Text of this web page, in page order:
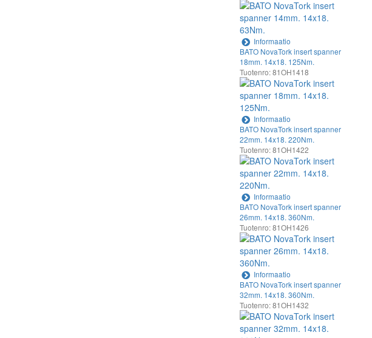
Informaatio
BATO NovaTork insert spanner
18mm. 14x18. 125Nm.
Tuotenro: 81OH1418
Informaatio
BATO NovaTork insert spanner
22mm. 14x18. 220Nm.
Tuotenro: 81OH1422
Informaatio
BATO NovaTork insert spanner
26mm. 14x18. 360Nm.
Tuotenro: 81OH1426
Informaatio
BATO NovaTork insert spanner
32mm. 14x18. 360Nm.
Tuotenro: 81OH1432